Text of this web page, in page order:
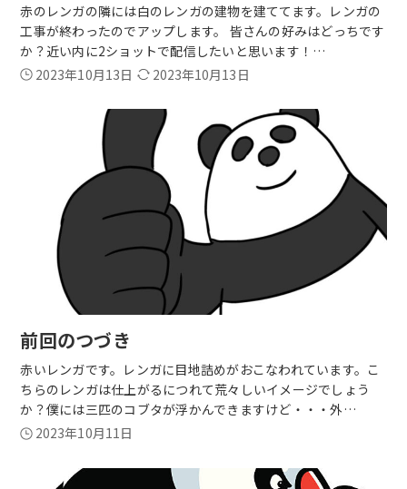
赤のレンガの隣には白のレンガの建物を建ててます。レンガの
工事が終わったのでアップします。 皆さんの好みはどっちです
か？近い内に2ショットで配信したいと思います！…
2023年10月13日
2023年10月13日
前回のつづき
赤いレンガです。レンガに目地詰めがおこなわれています。こ
ちらのレンガは仕上がるにつれて荒々しいイメージでしょう
か？僕には三匹のコブタが浮かんできますけど・・・外…
2023年10月11日